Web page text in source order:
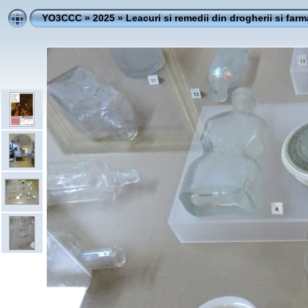
YO3CCC»2025»Leacuri si remedii din drogherii si